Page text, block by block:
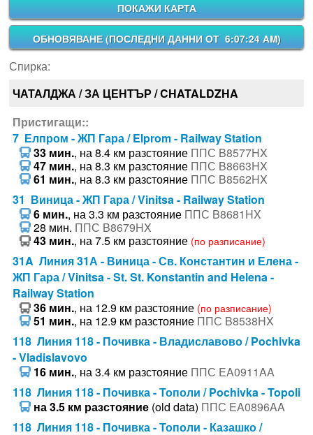
ПОКАЖИ КАРТА
ОБНОВЯВАНЕ (ПОСЛЕДНИ ДАННИ ОТ 6:07:24 AM)
Спирка:
ЧАТАЛДЖА / ЗА ЦЕНТЪР / CHATALDZHA
Пристигащи::
7 Елпром - ЖП Гара / Elprom - Railway Station
33 мин., на 8.4 км разстояние ППС B8577HX
47 мин., на 8.3 км разстояние ППС B8663HX
61 мин., на 8.3 км разстояние ППС B8562HX
31 Виница - ЖП Гара / Vinitsa - Railway Station
6 мин., на 3.3 км разстояние ППС B8681HX
28 мин. ППС B8679HX
43 мин., на 7.5 км разстояние (по разписание)
31A Линия 31А - Виница - Св. Константин и Елена -
ЖП Гара / Vinitsa - St. St. Konstantin and Helena -
Railway Station
36 мин., на 12.9 км разстояние (по разписание)
51 мин., на 12.9 км разстояние ППС B8538HX
118 Линия 118 - Почивка - Владиславово / Pochivka
- Vladislavovo
16 мин., на 3.4 км разстояние ППС EA0911AA
118 Линия 118 - Почивка - Тополи / Pochivka - Topoli
на 3.5 км разстояние(old data) ППС EA0896AA
118 Линия 118 - Почивка - Тополи - Казашко /